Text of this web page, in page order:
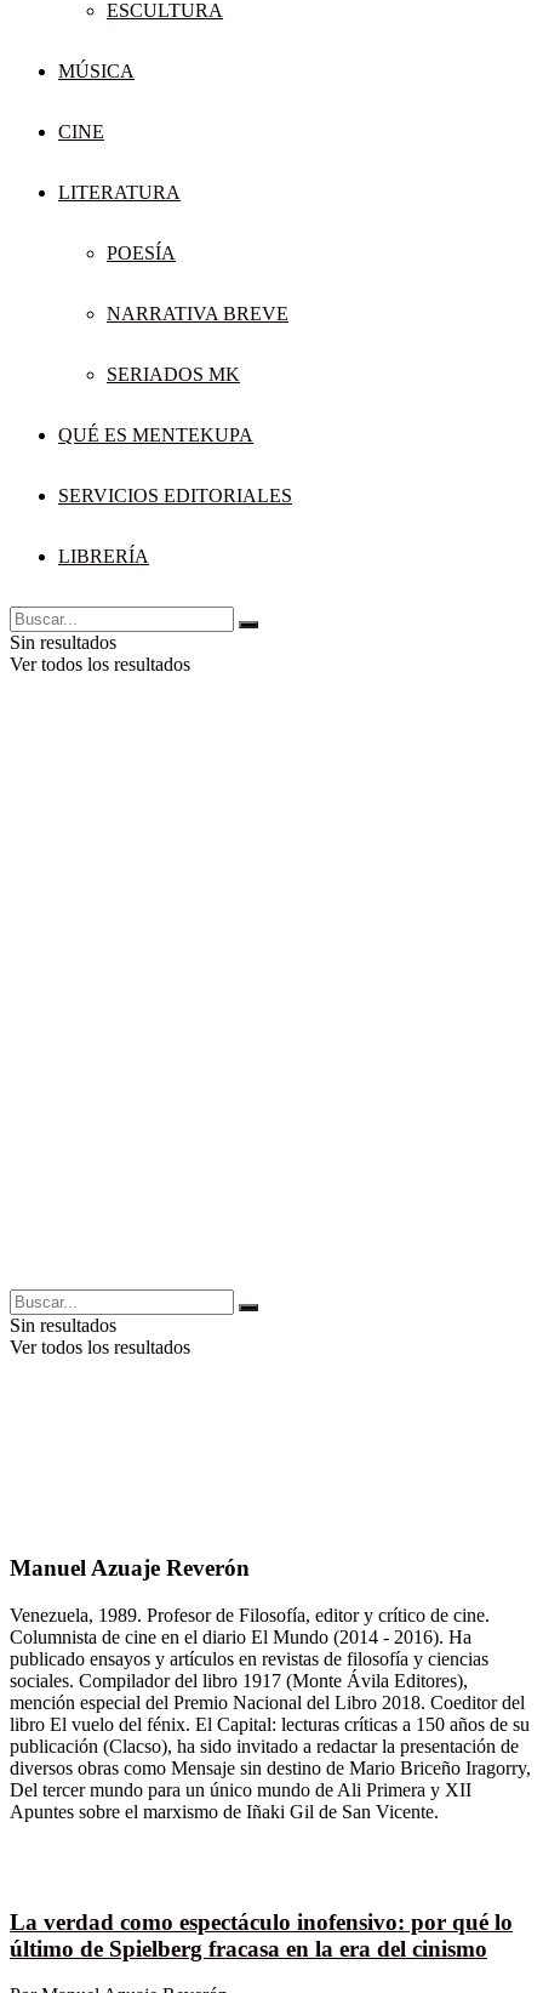
ESCULTURA
MÚSICA
CINE
LITERATURA
POESÍA
NARRATIVA BREVE
SERIADOS MK
QUÉ ES MENTEKUPA
SERVICIOS EDITORIALES
LIBRERÍA
Sin resultados
Ver todos los resultados
Sin resultados
Ver todos los resultados
Manuel Azuaje Reverón
Venezuela, 1989. Profesor de Filosofía, editor y crítico de cine.
Columnista de cine en el diario El Mundo (2014 - 2016). Ha
publicado ensayos y artículos en revistas de filosofía y ciencias
sociales. Compilador del libro 1917 (Monte Ávila Editores),
mención especial del Premio Nacional del Libro 2018. Coeditor del
libro El vuelo del fénix. El Capital: lecturas críticas a 150 años de su
publicación (Clacso), ha sido invitado a redactar la presentación de
diversos obras como Mensaje sin destino de Mario Briceño Iragorry,
Del tercer mundo para un único mundo de Ali Primera y XII
Apuntes sobre el marxismo de Iñaki Gil de San Vicente.
La verdad como espectáculo inofensivo: por qué lo
último de Spielberg fracasa en la era del cinismo